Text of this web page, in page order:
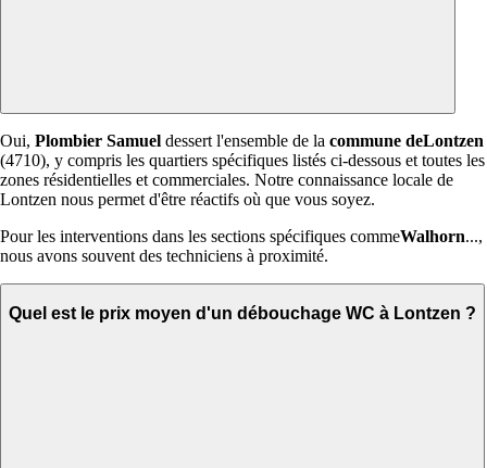
Oui, Plombier Samuel dessert l'ensemble de la commune deLontzen
(4710), y compris les quartiers spécifiques listés ci-dessous et toutes les
zones résidentielles et commerciales. Notre connaissance locale de
Lontzen nous permet d'être réactifs où que vous soyez.
Pour les interventions dans les sections spécifiques commeWalhorn...,
nous avons souvent des techniciens à proximité.
Quel est le prix moyen d'un débouchage WC à Lontzen ?